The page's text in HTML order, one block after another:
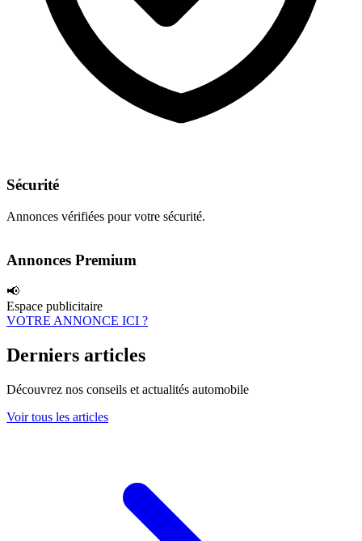
Sécurité
Annonces vérifiées pour votre sécurité.
Annonces Premium
📢
Espace publicitaire
VOTRE ANNONCE ICI ?
Derniers articles
Découvrez nos conseils et actualités automobile
Voir tous les articles